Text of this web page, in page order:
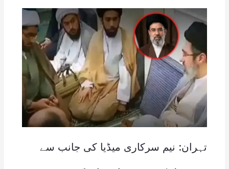
تہران: نیم سرکاری میڈیا کی جانب سے